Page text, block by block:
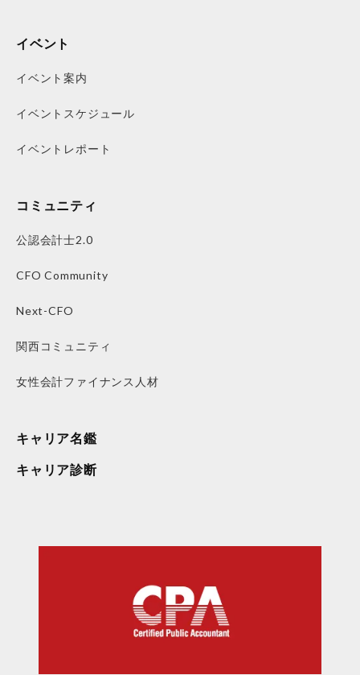
イベント
イベント案内
イベントスケジュール
イベントレポート
コミュニティ
公認会計士2.0
CFO Community
Next-CFO
関西コミュニティ
女性会計ファイナンス人材
キャリア名鑑
キャリア診断